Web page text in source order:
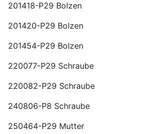
201418-P29 Bolzen
201420-P29 Bolzen
201454-P29 Bolzen
220077-P29 Schraube
220082-P29 Schraube
240806-P8 Schraube
250464-P29 Mutter